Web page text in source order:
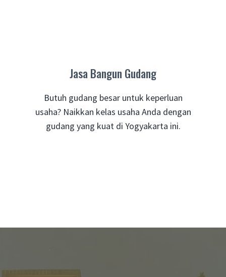
Jasa Bangun Gudang
Butuh gudang besar untuk keperluan
usaha? Naikkan kelas usaha Anda dengan
gudang yang kuat di Yogyakarta ini.